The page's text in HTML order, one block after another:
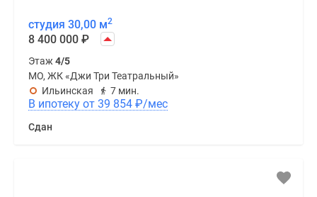
студия 30,00 м2
8 400 000 ₽
Этаж4/5
МО, ЖК «Джи Три Театральный»
Ильинская
7 мин.
В ипотеку от 39 854 ₽/мес
Сдан